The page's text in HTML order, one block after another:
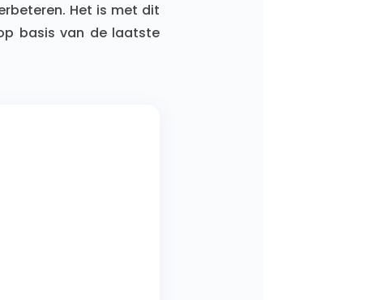
Het is met dit
basis van de laatste